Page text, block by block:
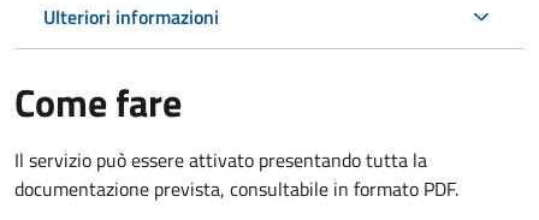
Ulteriori informazioni
Come fare
Il servizio può essere attivato presentando tutta la
documentazione prevista, consultabile in formato PDF.